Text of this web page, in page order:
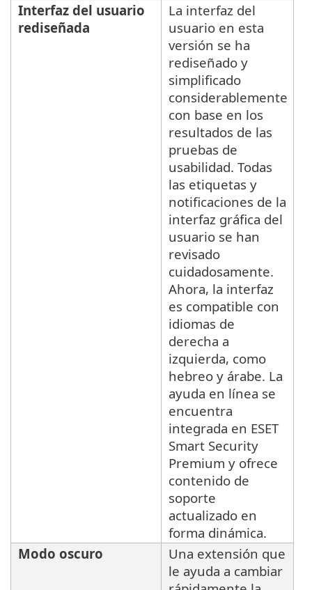
Interfaz del usuario
rediseñada
La interfaz del
usuario en esta
versión se ha
rediseñado y
simplificado
considerablemente
con base en los
resultados de las
pruebas de
usabilidad. Todas
las etiquetas y
notificaciones de la
interfaz gráfica del
usuario se han
revisado
cuidadosamente.
Ahora, la interfaz
es compatible con
idiomas de
derecha a
izquierda, como
hebreo y árabe. La
ayuda en línea se
encuentra
integrada en ESET
Smart Security
Premium y ofrece
contenido de
soporte
actualizado en
forma dinámica.
Modo oscuro
Una extensión que
le ayuda a cambiar